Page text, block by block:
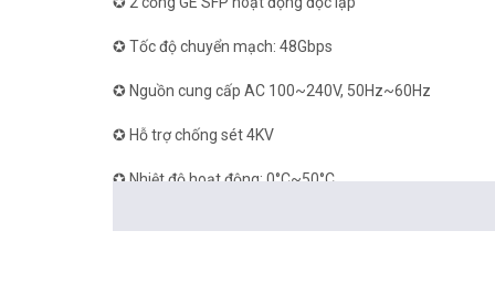
✪ Tốc độ chuyển mạch: 48Gbps
✪ Nguồn cung cấp AC 100~240V, 50Hz~60Hz
✪ Hỗ trợ chống sét 4KV
✪ Nhiệt độ hoạt động: 0°C~50°C